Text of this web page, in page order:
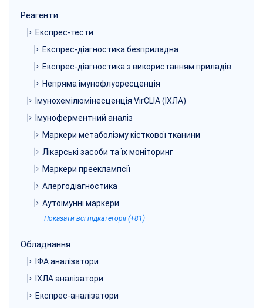
Реагенти
Експрес-тести
Експрес-діагностика безприладна
Експрес-діагностика з використанням приладів
Непряма імунофлуоресценція
Імунохемілюмінесценція VirCLIA (ІХЛА)
Імуноферментний аналіз
Маркери метаболізму кісткової тканини
Лікарські засоби та їх моніторинг
Маркери прееклампсії
Алергодіагностика
Аутоімунні маркери
Показати всі підкатегорії (+81)
Обладнання
ІФА аналізатори
ІХЛА аналізатори
Експрес-аналізатори